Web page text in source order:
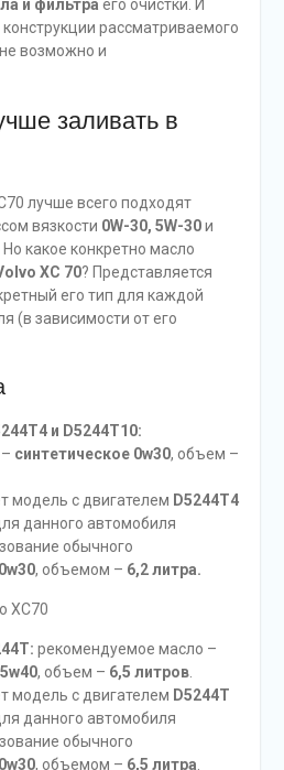
и фильтра его очистки. И
рассматриваемого
возможно и
заливать в
лучше всего подходят
вязкости 0W-30, 5W-30и
Но какое конкретно масло
XC 70? Представляется
его тип для каждой
(в зависимости от его
и D5244T10:
синтетическое 0w30, объем –
модель с двигателем D5244T4
данного автомобиля
обычного
0w30, объемом – 6,2 литра.
рекомендуемое масло –
, объем – 6,5 литров.
модель с двигателем D5244T
данного автомобиля
обычного
0w30, объемом – 6,5 литра.